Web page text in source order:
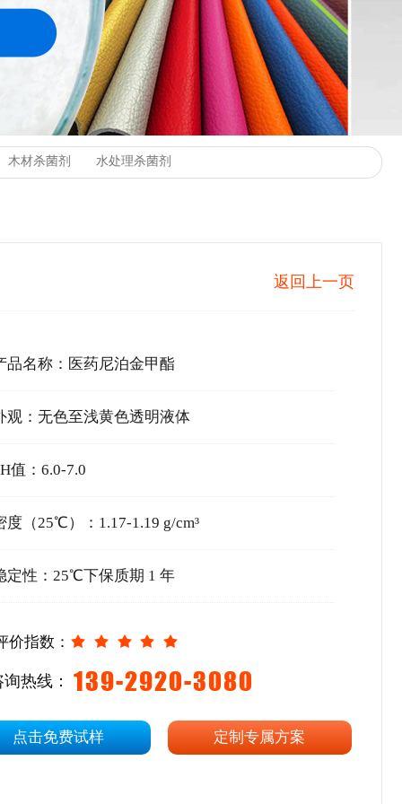
返回上一页
品名称：医药尼泊金甲酯
观：无色至浅黄色透明液体
值：6.0-7.0
度（25℃）：1.17-1.19 g/cm³
定性：25℃下保质期 1 年
价指数：
热线： 139-2920-3080
点击免费试样 定制专属方案